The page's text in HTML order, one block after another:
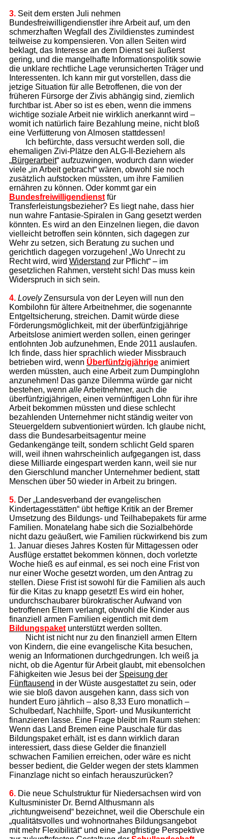
3.Seit dem ersten Juli nehmen
Bundesfreiwilligendienstler ihre Arbeit auf, um den
schmerzhaften Wegfall des Zivildienstes zumindest
teilweise zu kompensieren. Von allen Seiten wird
beklagt, das Interesse an dem Dienst sei äußerst
gering, und die mangelhafte Informationspolitik sowie
die unklare rechtliche Lage verunsicherten Träger und
Interessenten. Ich kann mir gut vorstellen, dass die
jetzige Situation für alle Betroffenen, die von der
früheren Fürsorge der Zivis abhängig sind, ziemlich
furchtbar ist. Aber so ist es eben, wenn die immens
wichtige soziale Arbeit nie wirklich anerkannt wird –
womit ich natürlich faire Bezahlung meine, nicht bloß
eine Verfütterung von Almosen stattdessen!
Ich befürchte, dass versucht werden soll, die
ehemaligen Zivi-Plätze den ALG-II-Beziehern als
„Bürgerarbeit“ aufzuzwingen, wodurch dann wieder
viele „in Arbeit gebracht“ wären, obwohl sie noch
zusätzlich aufstocken müssten, um ihre Familien
ernähren zu können. Oder kommt gar ein
Bundesfreiwilligendienstfür
Transferleistungsbezieher? Es liegt nahe, dass hier
nun wahre Fantasie-Spiralen in Gang gesetzt werden
könnten. Es wird an den Einzelnen liegen, die davon
vielleicht betroffen sein könnten, sich dagegen zur
Wehr zu setzen, sich Beratung zu suchen und
gerichtlich dagegen vorzugehen! „Wo Unrecht zu
Recht wird, wird Widerstand zur Pflicht“ – im
gesetzlichen Rahmen, versteht sich! Das muss kein
Widerspruch in sich sein.
4. LovelyZensursula von der Leyen will nun den
Kombilohn für ältere Arbeitnehmer, die sogenannte
Entgeltsicherung, streichen. Damit würde diese
Förderungsmöglichkeit, mit der überfünfzigjährige
Arbeitslose animiert werden sollen, einen geringer
entlohnten Job aufzunehmen, Ende 2011 auslaufen.
Ich finde, dass hier sprachlich wieder Missbrauch
betrieben wird, wenn Überfünfzigjährigeanimiert
werden müssten, auch eine Arbeit zum Dumpinglohn
anzunehmen! Das ganze Dilemma würde gar nicht
bestehen, wenn alleArbeitnehmer, auch die
überfünfzigjährigen, einen vernünftigen Lohn für ihre
Arbeit bekommen müssten und diese schlecht
bezahlenden Unternehmer nicht ständig weiter von
Steuergeldern subventioniert würden. Ich glaube nicht,
dass die Bundesarbeitsagentur meine
Gedankengänge teilt, sondern schlicht Geld sparen
will, weil ihnen wahrscheinlich aufgegangen ist, dass
diese Milliarde eingespart werden kann, weil sie nur
den Gierschlund mancher Unternehmer bedient, statt
Menschen über 50 wieder in Arbeit zu bringen.
5.Der „Landesverband der evangelischen
Kindertagesstätten“ übt heftige Kritik an der Bremer
Umsetzung des Bildungs- und Teilhabepakets für arme
Familien. Monatelang habe sich die Sozialbehörde
nicht dazu geäußert, wie Familien rückwirkend bis zum
1. Januar dieses Jahres Kosten für Mittagessen oder
Ausflüge erstattet bekommen können, doch vorletzte
Woche hieß es auf einmal, es sei noch eine Frist von
nur einer Woche gesetzt worden, um den Antrag zu
stellen. Diese Frist ist sowohl für die Familien als auch
für die Kitas zu knapp gesetzt! Es wird ein hoher,
undurchschaubarer bürokratischer Aufwand von
betroffenen Eltern verlangt, obwohl die Kinder aus
finanziell armen Familien eigentlich mit dem
Bildungspaketunterstützt werden sollten.
Nicht ist nicht nur zu den finanziell armen Eltern
von Kindern, die eine evangelische Kita besuchen,
wenig an Informationen durchgedrungen. Ich weiß ja
nicht, ob die Agentur für Arbeit glaubt, mit ebensolchen
Fähigkeiten wie Jesus bei der Speisung der
Fünftausend in der Wüste ausgestattet zu sein, oder
wie sie bloß davon ausgehen kann, dass sich von
hundert Euro jährlich – also 8,33 Euro monatlich –
Schulbedarf, Nachhilfe, Sport- und Musikunterricht
finanzieren lasse. Eine Frage bleibt im Raum stehen:
Wenn das Land Bremen eine Pauschale für das
Bildungspaket erhält, ist es dann wirklich daran
interessiert, dass diese Gelder die finanziell
schwachen Familien erreichen, oder wäre es nicht
besser bedient, die Gelder wegen der stets klammen
Finanzlage nicht so einfach herauszurücken?
6.Die neue Schulstruktur für Niedersachsen wird von
Kultusminister Dr. Bernd Althusmann als
„richtungweisend“ bezeichnet, weil die Oberschule ein
„qualitätsvolles und wohnortnahes Bildungsangebot
mit mehr Flexibilität“ und eine „langfristige Perspektive